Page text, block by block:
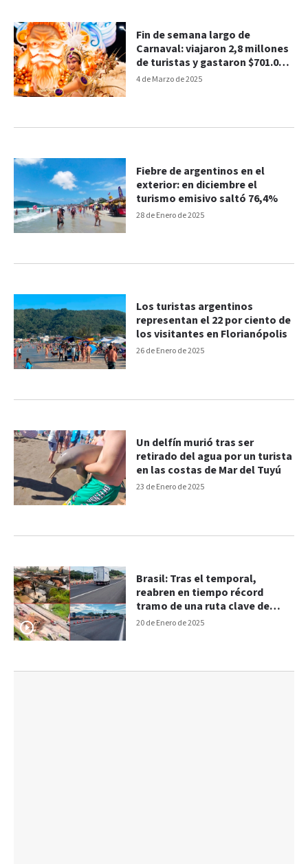
4 de Marzo de 2025
Fin de semana largo de
Carnaval: viajaron 2,8 millones
de turistas y gastaron $701.064
millones
28 de Enero de 2025
Fiebre de argentinos en el
exterior: en diciembre el
turismo emisivo saltó 76,4%
26 de Enero de 2025
Los turistas argentinos
representan el 22 por ciento de
los visitantes en Florianópolis
23 de Enero de 2025
Un delfín murió tras ser
retirado del agua por un turista
en las costas de Mar del Tuyú
20 de Enero de 2025
Brasil: Tras el temporal,
reabren en tiempo récord
tramo de una ruta clave de
Florianópolis